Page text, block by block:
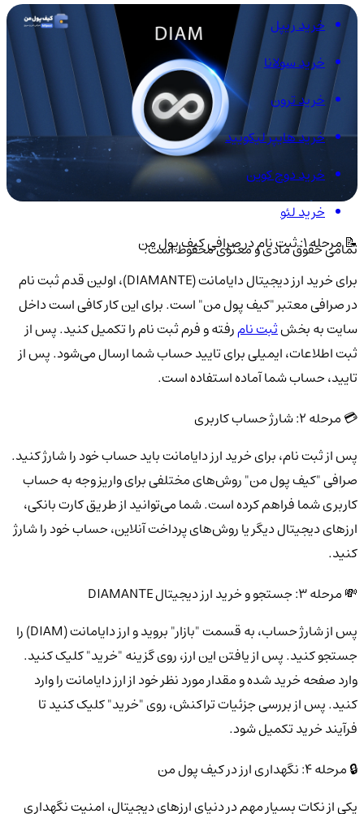
📝 مرحله 1: ثبت نام در صرافی کیف پول من
برای خرید ارز دیجیتال دایامانت (DIAMANTE)، اولین قدم ثبت نام
در صرافی معتبر "کیف پول من" است. برای این کار کافی است داخل
سایت به بخشثبت نامرفته و فرم ثبت نام را تکمیل کنید. پس از
ثبت اطلاعات، ایمیلی برای تایید حساب شما ارسال می‌شود. پس از
تایید، حساب شما آماده استفاده است.
💳 مرحله 2: شارژ حساب کاربری
پس از ثبت نام، برای خرید ارز دایامانت باید حساب خود را شارژ کنید.
صرافی "کیف پول من" روش‌های مختلفی برای واریز وجه به حساب
کاربری شما فراهم کرده است. شما می‌توانید از طریق کارت بانکی،
ارزهای دیجیتال دیگر یا روش‌های پرداخت آنلاین، حساب خود را شارژ
کنید.
💸 مرحله 3: جستجو و خرید ارز دیجیتال DIAMANTE
پس از شارژ حساب، به قسمت "بازار" بروید و ارز دایامانت (DIAM) را
جستجو کنید. پس از یافتن این ارز، روی گزینه "خرید" کلیک کنید.
وارد صفحه خرید شده و مقدار مورد نظر خود از ارز دایامانت را وارد
کنید. پس از بررسی جزئیات تراکنش، روی "خرید" کلیک کنید تا
فرآیند خرید تکمیل شود.
🔒 مرحله 4: نگهداری ارز در کیف پول من
یکی از نکات بسیار مهم در دنیای ارزهای دیجیتال، امنیت نگهداری
خرید ریپل
خرید سولانا
خرید ترون
خرید هایپر لیکویید
خرید دوج کوین
خرید لئو
تمامی حقوق مادی و معنوی محفوظ است.